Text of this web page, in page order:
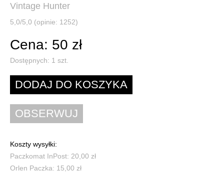
Vintage Hunter
5,0/5,0 (opinie: 1252)
Cena: 50 zł
Dostępnych: 1 szt.
Koszty wysyłki:
Paczkomat InPost: 20,00 zł
Orlen Paczka: 15,00 zł